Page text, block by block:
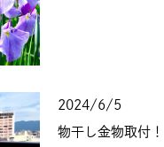
2024/6/5
物干し金物取付！